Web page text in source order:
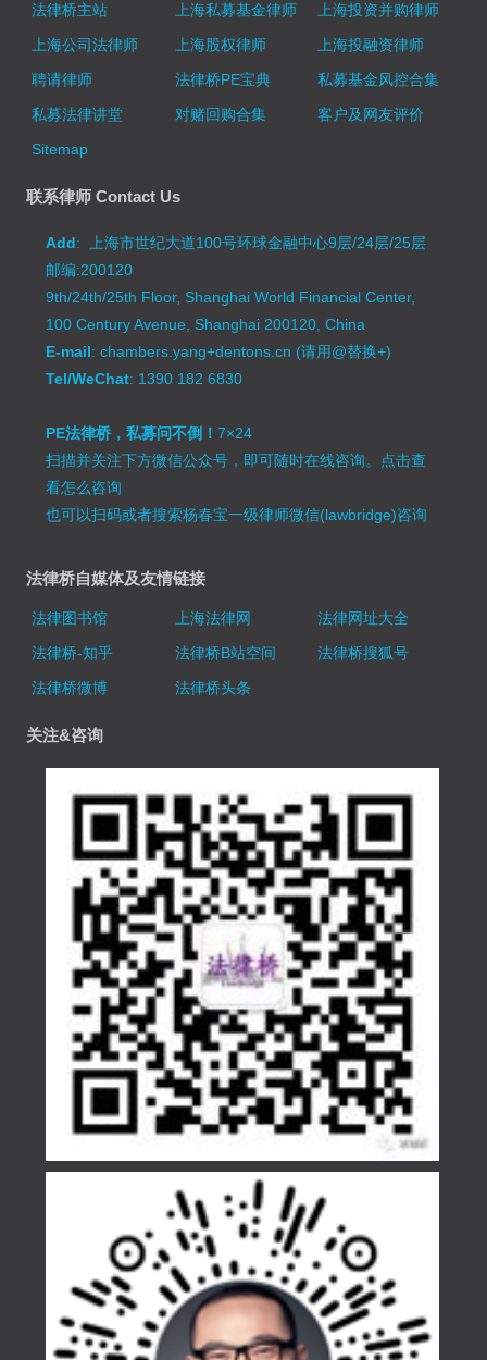
法律桥主站
上海私募基金律师
上海投资并购律师
上海公司法律师
上海股权律师
上海投融资律师
聘请律师
法律桥PE宝典
私募基金风控合集
私募法律讲堂
对赌回购合集
客户及网友评价
Sitemap
联系律师 Contact Us
Add: 上海市世纪大道100号环球金融中心9层/24层/25层
邮编:200120
9th/24th/25th Floor, Shanghai World Financial Center,
100 Century Avenue, Shanghai 200120, China
E-mail: chambers.yang+dentons.cn (请用@替换+)
Tel/WeChat: 1390 182 6830
PE法律桥，私募问不倒！7×24
扫描并关注下方微信公众号，即可随时在线咨询。 点击查
看怎么咨询
也可以扫码或者搜索杨春宝一级律师微信(lawbridge)咨询
法律桥自媒体及友情链接
法律图书馆 上海法律网
法律网址大全
法律桥-知乎
法律桥B站空间
法律桥搜狐号
法律桥微博
法律桥头条
关注&咨询